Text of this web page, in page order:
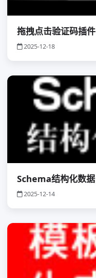
拖拽点击验证码插件
2025-12-18
Schema结构化数据
2025-12-14